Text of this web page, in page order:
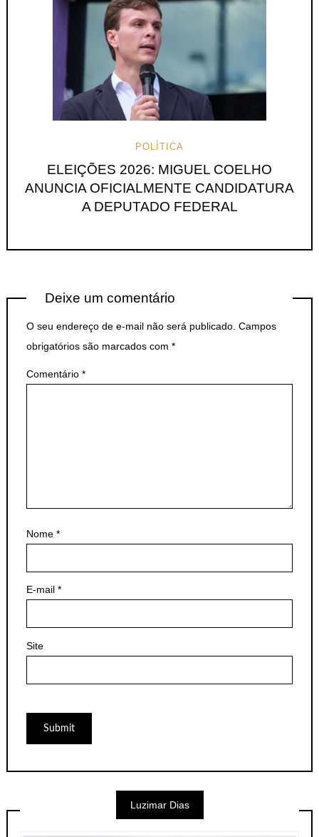
POLÍTICA
ELEIÇÕES 2026: MIGUEL COELHO
ANUNCIA OFICIALMENTE CANDIDATURA
A DEPUTADO FEDERAL
Deixe um comentário
O seu endereço de e-mail não será publicado. Campos
obrigatórios são marcados com *
Comentário *
Nome *
E-mail *
Site
Luzimar Dias